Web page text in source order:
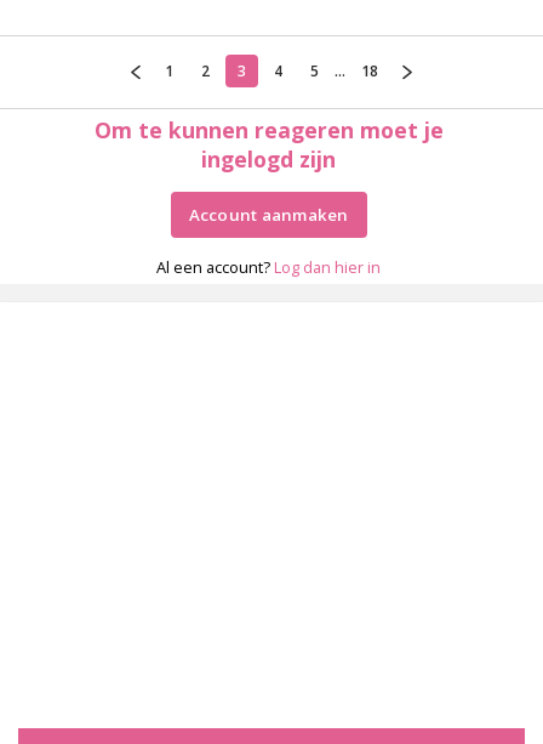
1 2 3 4 5 ... 18
Om te kunnen reageren moet je
ingelogd zijn
Account aanmaken
Al een account? Log dan hier in